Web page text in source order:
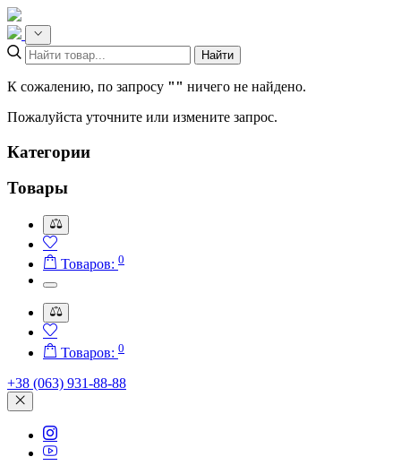
Найти
К сожалению, по запросу "" ничего не найдено.
Пожалуйста уточните или измените запрос.
Категории
Товары
Товаров: 0
Товаров: 0
+38 (063) 931-88-88